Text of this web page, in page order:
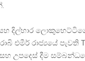
දිල්හාර
රාජ්‍යයේ පැවති
උපදෙස් දීම